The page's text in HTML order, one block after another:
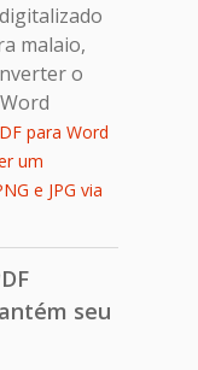
malaio,
o
para Word
um
e JPG via
seu